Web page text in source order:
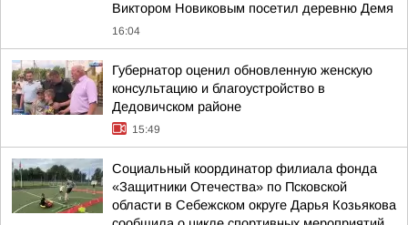
Виктором Новиковым посетил деревню Демя
16:04
Губернатор оценил обновленную женскую
консультацию и благоустройство в
Дедовичском районе
15:49
Социальный координатор филиала фонда
«Защитники Отечества» по Псковской
области в Себежском округе Дарья Козьякова